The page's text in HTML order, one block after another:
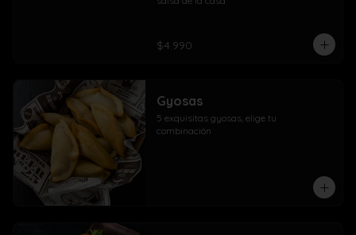
$4.990
Gyosas
5 exquisitas gyosas, elige tu
combinación